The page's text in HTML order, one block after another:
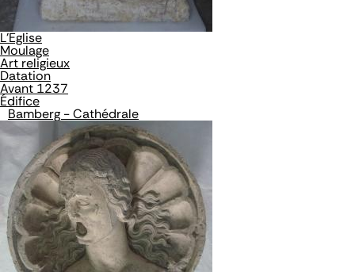
L'Eglise
Moulage
Art religieux
Datation
Avant 1237
Édifice
Bamberg - Cathédrale